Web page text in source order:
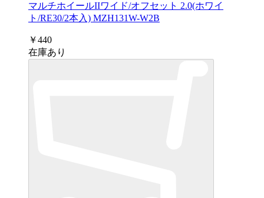
マルチホイールIIワイド/オフセット 2.0(ホワイ
ト/RE30/2本入) MZH131W-W2B
￥440
在庫あり